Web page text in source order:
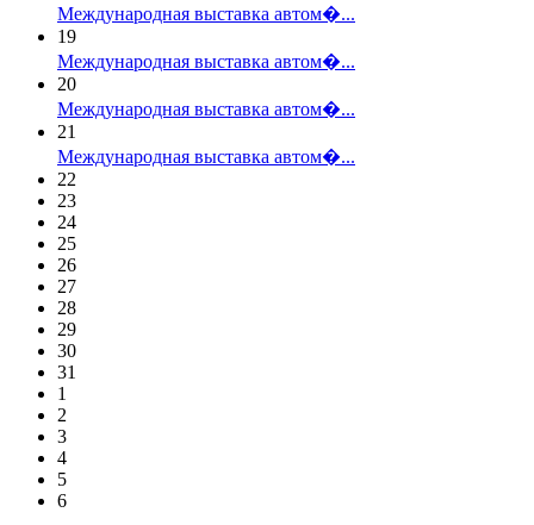
Международная выставка автом�...
19
Международная выставка автом�...
20
Международная выставка автом�...
21
Международная выставка автом�...
22
23
24
25
26
27
28
29
30
31
1
2
3
4
5
6